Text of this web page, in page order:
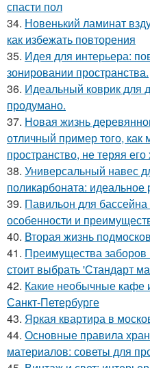
спасти пол
34. Новенький ламинат
как избежать повторения
35. Идея для интерьера:
зонировании пространства.
36. Идеальный коврик для
продумано.
37. Новая жизнь
отличный пример того, как
пространство, не теряя его
38. Универсальный навес
поликарбоната:
39. Павильон для бассейна
особенности и
40. Вторая жизнь
41. Преимущества
стоит выбрать 'Стандарт
42. Какие необычные кафе
Санкт-Петербурге
43. Яркая квартира в
44. Основные правила
материалов: советы для